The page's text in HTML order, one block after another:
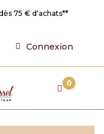
75 € d'achats**
Connexion
0